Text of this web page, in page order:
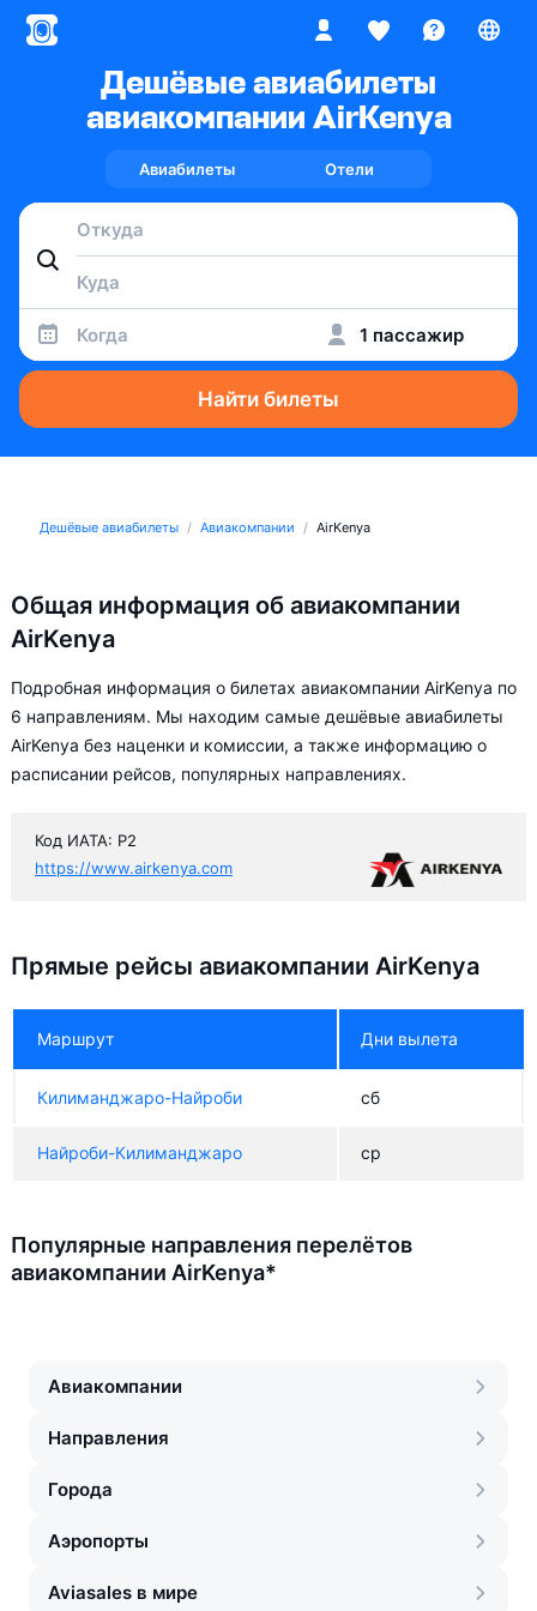
Дешёвые авиабилеты
авиакомпании AirKenya
Авиабилеты Отели
Когда 1 пассажир
Найти билеты
Дешёвые авиабилеты Авиакомпании AirKenya
Общая информация об авиакомпании
AirKenya
Подробная информация о билетах авиакомпании AirKenya по
6 направлениям. Мы находим самые дешёвые авиабилеты
AirKenya без наценки и комиссии, а также информацию о
расписании рейсов, популярных направлениях.
Код ИАТА: P2
https://www.airkenya.com
Прямые рейсы авиакомпании AirKenya
Маршрут Дни вылета
Килиманджаро-Найроби сб
Найроби-Килиманджаро ср
Популярные направления перелётов
авиакомпании AirKenya*
Авиакомпании
Направления
Города
Аэропорты
Aviasales в мире